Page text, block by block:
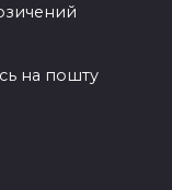
на пошту